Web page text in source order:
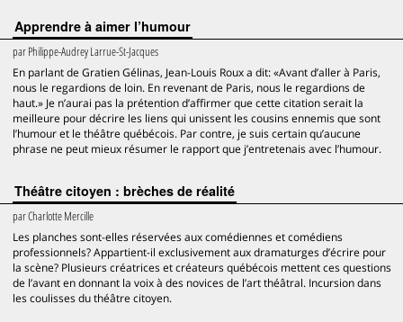
Apprendre à aimer l’humour
parPhilippe-Audrey Larrue-St-Jacques
En parlant de Gratien Gélinas, Jean-Louis Roux a dit: «Avant d’aller à Paris,
nous le regardions de loin. En revenant de Paris, nous le regardions de
haut.» Je n’aurai pas la prétention d’affirmer que cette citation serait la
meilleure pour décrire les liens qui unissent les cousins ennemis que sont
l’humour et le théâtre québécois. Par contre, je suis certain qu’aucune
phrase ne peut mieux résumer le rapport que j’entretenais avec l’humour.
Théâtre citoyen : brèches de réalité
parCharlotte Mercille
Les planches sont-elles réservées aux comédiennes et comédiens
professionnels? Appartient-il exclusivement aux dramaturges d’écrire pour
la scène? Plusieurs créatrices et créateurs québécois mettent ces questions
de l’avant en donnant la voix à des novices de l’art théâtral. Incursion dans
les coulisses du théâtre citoyen.